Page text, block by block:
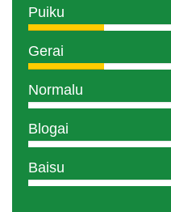
Puiku
Gerai
Normalu
Blogai
Baisu